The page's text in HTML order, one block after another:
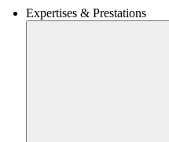
Expertises & Prestations